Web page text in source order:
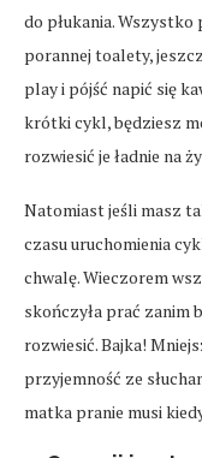
do płukania.
porannej toalety,
play i pójść napić się
krótki cykl, będziesz
rozwiesić je ładnie na
Natomiast jeśli masz
czasu uruchomienia
chwalę. Wieczorem
skończyła prać zanim
rozwiesić. Bajka!
przyjemność ze
matka pranie musi